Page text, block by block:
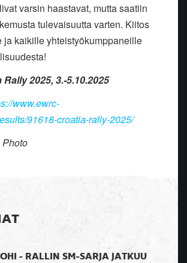
varsin haastavat, mutta saatiin
tulevaisuutta varten. Kiitos
ja kaikille yhteistyökumppaneille
2025, 3.-5.10.2025
www.ewrc-
91618-croatia-rally-2025/
- RALLIN SM-SARJA JATKUU